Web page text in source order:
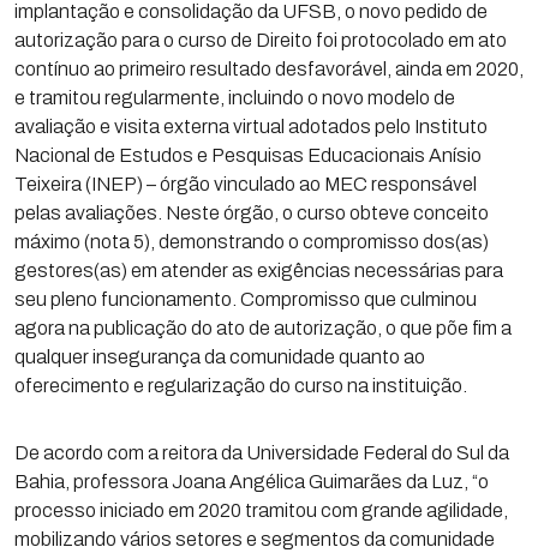
implantação e consolidação da UFSB, o novo pedido de
autorização para o curso de Direito foi protocolado em ato
contínuo ao primeiro resultado desfavorável, ainda em 2020,
e tramitou regularmente, incluindo o novo modelo de
avaliação e visita externa virtual adotados pelo Instituto
Nacional de Estudos e Pesquisas Educacionais Anísio
Teixeira (INEP) – órgão vinculado ao MEC responsável
pelas avaliações. Neste órgão, o curso obteve conceito
máximo (nota 5), demonstrando o compromisso dos(as)
gestores(as) em atender as exigências necessárias para
seu pleno funcionamento. Compromisso que culminou
agora na publicação do ato de autorização, o que põe fim a
qualquer insegurança da comunidade quanto ao
oferecimento e regularização do curso na instituição.
De acordo com a reitora da Universidade Federal do Sul da
Bahia, professora Joana Angélica Guimarães da Luz, “o
processo iniciado em 2020 tramitou com grande agilidade,
mobilizando vários setores e segmentos da comunidade